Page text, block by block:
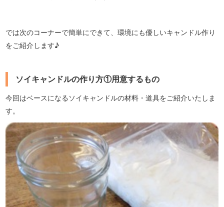
では次のコーナーで簡単にできて、環境にも優しいキャンドル作り
をご紹介します♪
ソイキャンドルの作り方①用意するもの
今回はベースになるソイキャンドルの材料・道具をご紹介いたしま
す。